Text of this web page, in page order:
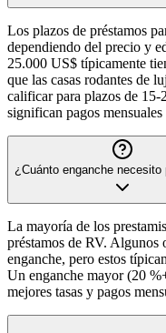
Los plazos de préstamos
dependiendo del precio y
25.000 US$ típicamente
que las casas rodantes de
calificar para plazos de 15-
significan pagos
¿Cuánto enganche necesito
La mayoría de los
préstamos de RV. Algunos
enganche, pero estos
Un enganche mayor (20
mejores tasas y pagos